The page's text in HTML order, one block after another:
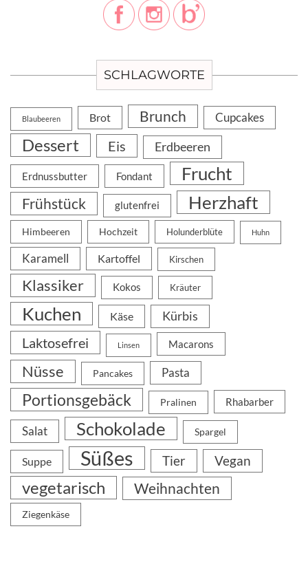
SCHLAGWORTE
Blaubeeren Brot Brunch Cupcakes
Dessert Eis Erdbeeren
Erdnussbutter Fondant Frucht
Frühstück glutenfrei Herzhaft
Himbeeren Hochzeit Holunderblüte Huhn
Karamell Kartoffel Kirschen
Klassiker Kokos Kräuter
Kuchen Käse Kürbis
Laktosefrei Linsen Macarons
Nüsse Pancakes Pasta
Portionsgebäck Pralinen Rhabarber
Salat Schokolade Spargel
Suppe Süßes Tier Vegan
vegetarisch Weihnachten
Ziegenkäse